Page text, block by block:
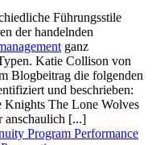
Führungsstile
der handelnden
ganz
Katie Collison von
Blogbeitrag die folgenden
und beschrieben:
Knights The Lone Wolves
anschaulich [...]
Program Performance